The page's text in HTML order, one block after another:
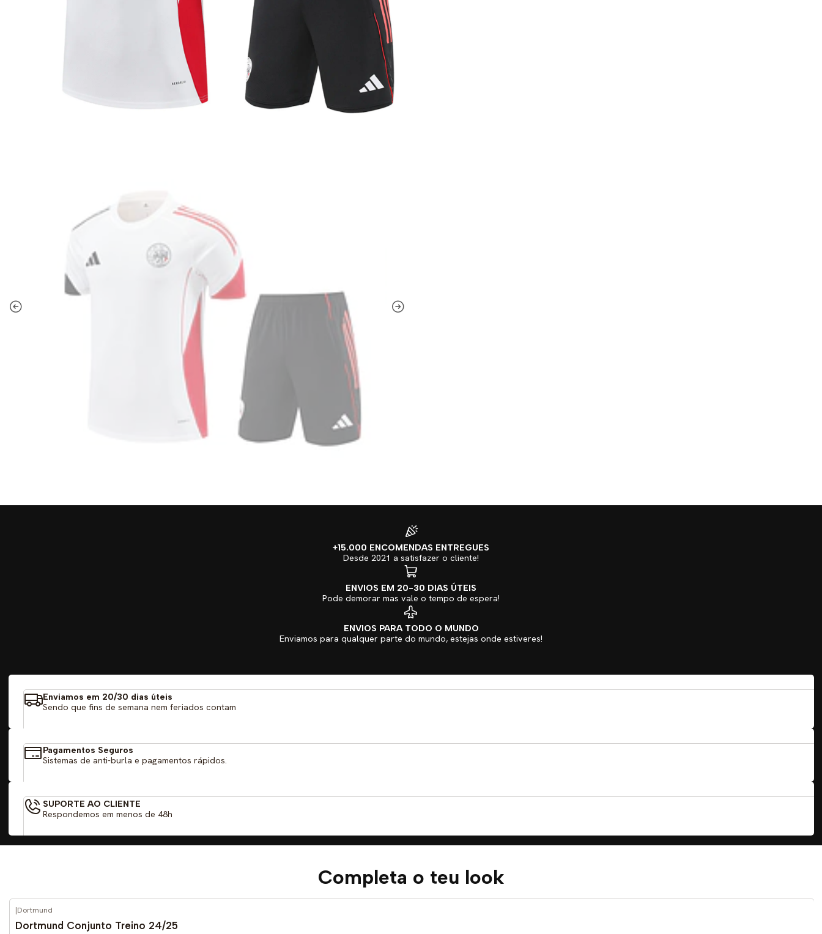
+15.000 ENCOMENDAS ENTREGUES
Desde 2021 a satisfazer o cliente!
ENVIOS EM 20-30 DIAS ÚTEIS
Pode demorar mas vale o tempo de espera!
ENVIOS PARA TODO O MUNDO
Enviamos para qualquer parte do mundo, estejas onde estiveres!
Enviamos em 20/30 dias úteis
Sendo que fins de semana nem feriados contam
Pagamentos Seguros
Sistemas de anti-burla e pagamentos rápidos.
SUPORTE AO CLIENTE
Respondemos em menos de 48h
Completa o teu look
-55% DESCONTO
|Dortmund
Dortmund Conjunto Treino 24/25